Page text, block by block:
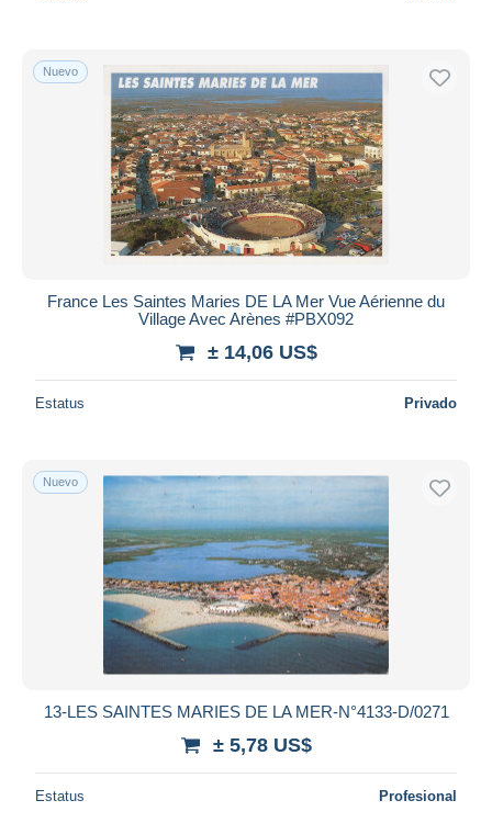
Nuevo
France Les Saintes Maries DE LA Mer Vue Aérienne du
Village Avec Arènes #PBX092
± 14,06 US$
Estatus Privado
Nuevo
13-LES SAINTES MARIES DE LA MER-N°4133-D/0271
± 5,78 US$
Estatus Profesional